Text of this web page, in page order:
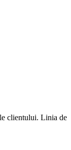
clientului. Linia de